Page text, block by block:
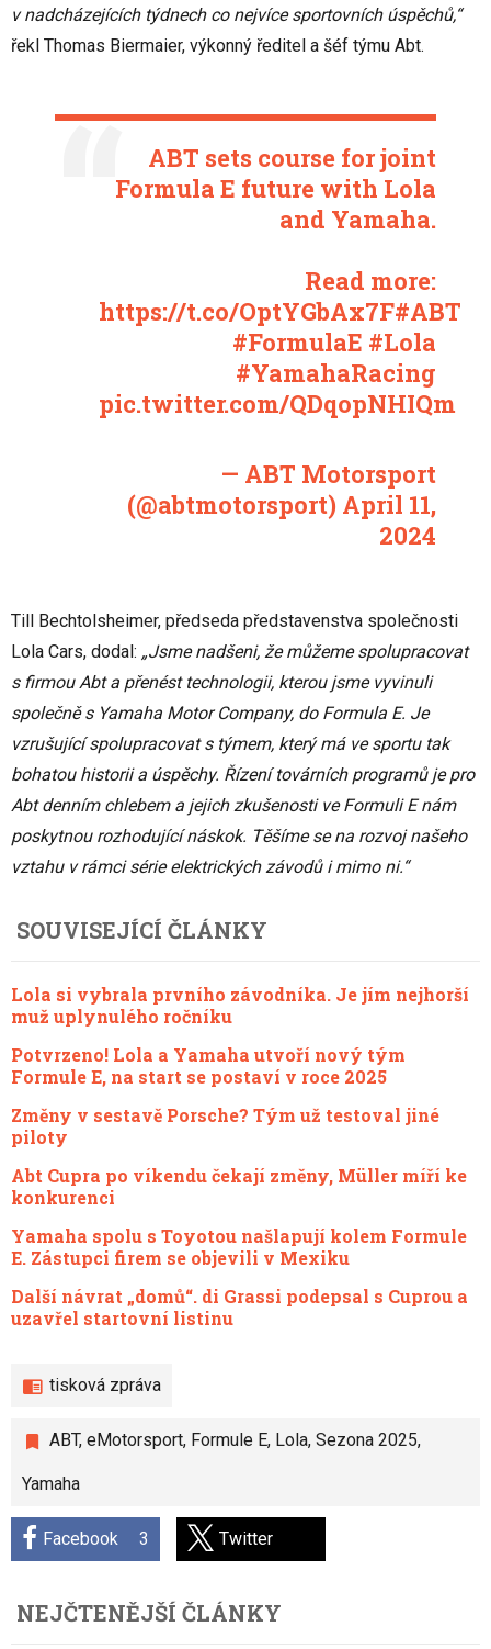
v nadcházejících týdnech co nejvíce sportovních úspěchů,“
řekl Thomas Biermaier, výkonný ředitel a šéf týmu Abt.
ABT sets course for joint
Formula E future with Lola
and Yamaha.
Read more:
https://t.co/OptYGbAx7F#ABT
#FormulaE #Lola
#YamahaRacing
pic.twitter.com/QDqopNHIQm
— ABT Motorsport
(@abtmotorsport) April 11,
2024
Till Bechtolsheimer, předseda představenstva společnosti
Lola Cars, dodal: „Jsme nadšeni, že můžeme spolupracovat
s firmou Abt a přenést technologii, kterou jsme vyvinuli
společně s Yamaha Motor Company, do Formula E. Je
vzrušující spolupracovat s týmem, který má ve sportu tak
bohatou historii a úspěchy. Řízení továrních programů je pro
Abt denním chlebem a jejich zkušenosti ve Formuli E nám
poskytnou rozhodující náskok. Těšíme se na rozvoj našeho
vztahu v rámci série elektrických závodů i mimo ni.“
tisková zpráva
ABT, eMotorsport, Formule E, Lola, Sezona 2025,
Yamaha
Facebook 3 Twitter
SOUVISEJÍCÍ ČLÁNKY
Lola si vybrala prvního závodníka. Je jím nejhorší
muž uplynulého ročníku
Potvrzeno! Lola a Yamaha utvoří nový tým
Formule E, na start se postaví v roce 2025
Změny v sestavě Porsche? Tým už testoval jiné
piloty
Abt Cupra po víkendu čekají změny, Müller míří ke
konkurenci
Yamaha spolu s Toyotou našlapují kolem Formule
E. Zástupci firem se objevili v Mexiku
Další návrat „domů“. di Grassi podepsal s Cuprou a
uzavřel startovní listinu
NEJČTENĚJŠÍ ČLÁNKY